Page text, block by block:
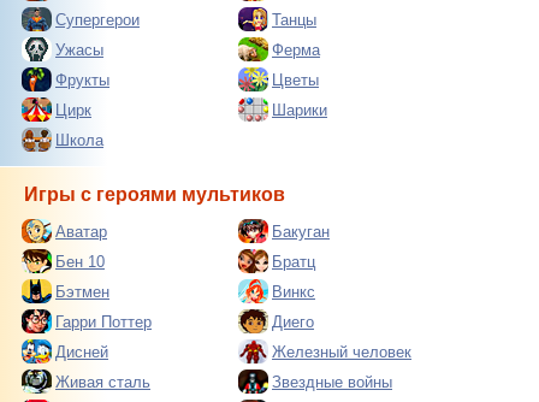
Супергерои
Танцы
Ужасы
Ферма
Фрукты
Цветы
Цирк
Шарики
Школа
Игры с героями мультиков
Аватар
Бакуган
Бен 10
Братц
Бэтмен
Винкс
Гарри Поттер
Диего
Дисней
Железный человек
Живая сталь
Звездные войны